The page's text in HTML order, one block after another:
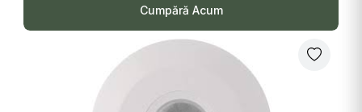
Cumpără Acum